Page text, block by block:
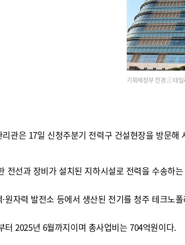
기획재정부 전경.ⓒ데
관은 17일 신청주분기 전력구 건설현장을 방문
전선과 장비가 설치된 지하시설로 전력을 수송하
원자력 발전소 등에서 생산된 전기를 청주 테크노
터 2025년 6월까지이며 총사업비는 704억원이다.